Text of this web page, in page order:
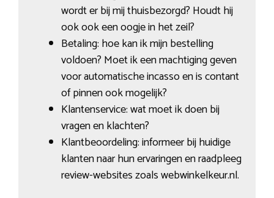
wordt er bij mij thuisbezorgd? Houdt hij
ook ook een oogje in het zeil?
Betaling: hoe kan ik mijn bestelling
voldoen? Moet ik een machtiging geven
voor automatische incasso en is contant
of pinnen ook mogelijk?
Klantenservice: wat moet ik doen bij
vragen en klachten?
Klantbeoordeling: informeer bij huidige
klanten naar hun ervaringen en raadpleeg
review-websites zoals webwinkelkeur.nl.